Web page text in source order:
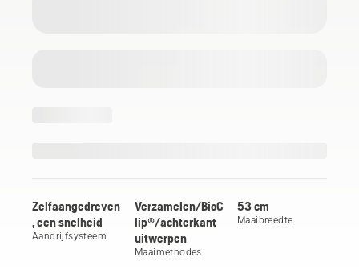
Zelfaangedreven
, een snelheid
Aandrijfsysteem
Verzamelen/BioC
lip®/achterkant
uitwerpen
Maaimethodes
53 cm
Maaibreedte